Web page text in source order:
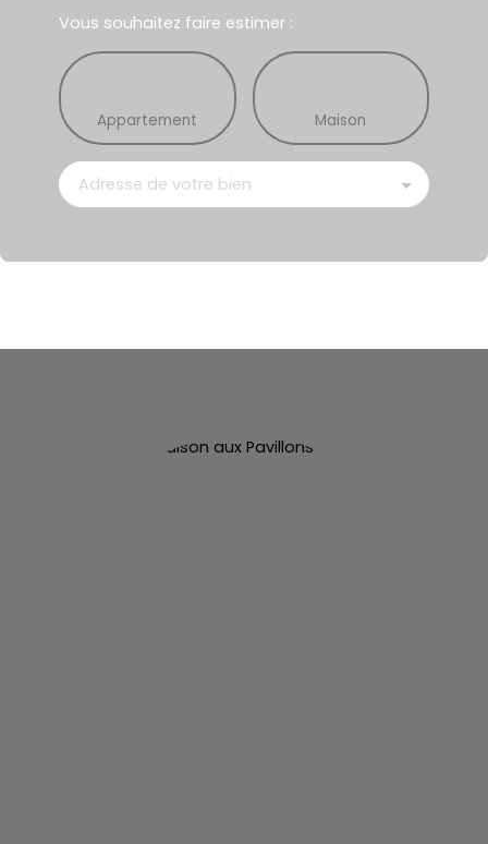
Vous souhaitez faire estimer :
Appartement Maison
Adresse de votre bien